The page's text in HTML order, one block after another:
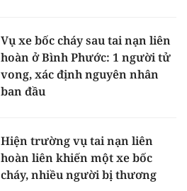
Vụ xe bốc cháy sau tai nạn liên
hoàn ở Bình Phước: 1 người tử
vong, xác định nguyên nhân
ban đầu
Hiện trường vụ tai nạn liên
hoàn liên khiến một xe bốc
cháy, nhiều người bị thương